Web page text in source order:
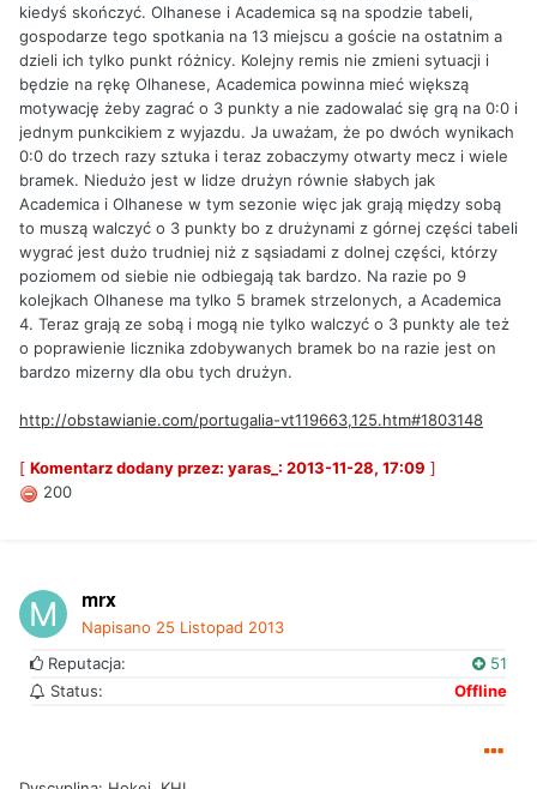
kiedyś skończyć. Olhanese i Academica są na spodzie tabeli,
gospodarze tego spotkania na 13 miejscu a goście na ostatnim a
dzieli ich tylko punkt różnicy. Kolejny remis nie zmieni sytuacji i
będzie na rękę Olhanese, Academica powinna mieć większą
motywację żeby zagrać o 3 punkty a nie zadowalać się grą na 0:0 i
jednym punkcikiem z wyjazdu. Ja uważam, że po dwóch wynikach
0:0 do trzech razy sztuka i teraz zobaczymy otwarty mecz i wiele
bramek. Niedużo jest w lidze drużyn równie słabych jak
Academica i Olhanese w tym sezonie więc jak grają między sobą
to muszą walczyć o 3 punkty bo z drużynami z górnej części tabeli
wygrać jest dużo trudniej niż z sąsiadami z dolnej części, którzy
poziomem od siebie nie odbiegają tak bardzo. Na razie po 9
kolejkach Olhanese ma tylko 5 bramek strzelonych, a Academica
4. Teraz grają ze sobą i mogą nie tylko walczyć o 3 punkty ale też
o poprawienie licznika zdobywanych bramek bo na razie jest on
bardzo mizerny dla obu tych drużyn.
http://obstawianie.com/portugalia-vt119663,125.htm#1803148
[ Komentarz dodany przez: yaras_: 2013-11-28, 17:09 ]
200
mrx
Napisano 25 Listopad 2013
Reputacja:
51
Status:
Offline